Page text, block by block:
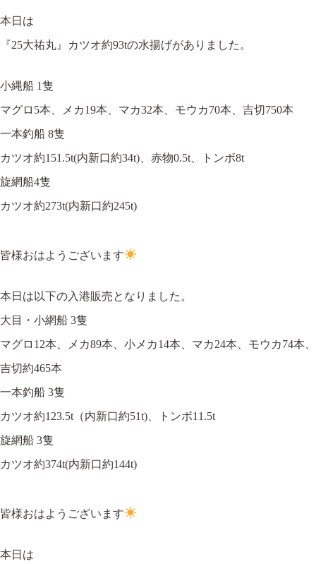
本日は
『25大祐丸』カツオ約93tの水揚げがありました。
小縄船 1隻
マグロ5本、メカ19本、マカ32本、モウカ70本、吉切750本
一本釣船 8隻
カツオ約151.5t(内新口約34t)、赤物0.5t、トンボ8t
旋網船4隻
カツオ約273t(内新口約245t)
皆様おはようございます
本日は以下の入港販売となりました。
大目・小網船 3隻
マグロ12本、メカ89本、小メカ14本、マカ24本、モウカ74本、
吉切約465本
一本釣船 3隻
カツオ約123.5t（内新口約51t)、トンボ11.5t
旋網船 3隻
カツオ約374t(内新口約144t)
皆様おはようございます
本日は